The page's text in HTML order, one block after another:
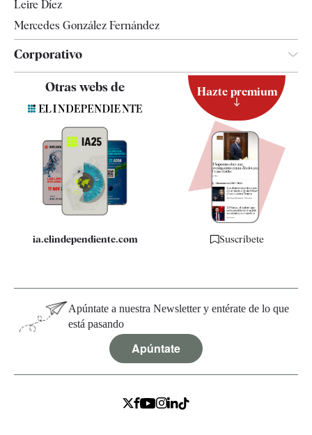
Leire Díez
Mercedes González Fernández
Corporativo
Contacto
Quiénes somos
Especificaciones
Otras webs de
ia.elindependiente.com
Hazte premium
Suscríbete
Apúntate a nuestra Newsletter y entérate de lo que
está pasando
Apúntate